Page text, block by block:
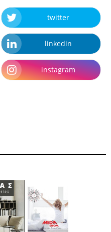
twitter
linkedin
instagram